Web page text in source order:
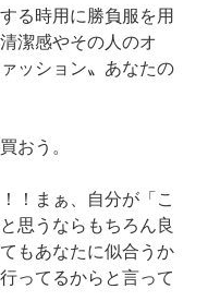
る時用に勝負服を用
潔感やその人のオ
ッション〟あなたの
おう。
！まぁ、自分が「こ
思うならもちろん良
もあなたに似合うか
ってるからと言って